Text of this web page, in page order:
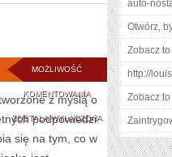
MOŻLIWOŚĆ
KOMENTOWANIAPODRÓŻE
Z
DZIECKIEM
ZOSTAŁA WYŁĄCZONA
z myślą o
podpowiedzi
się na tym, co w
auto-
Otwórz,
Zobacz
http://
Zobacz